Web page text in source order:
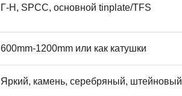
Г-Н, SPCC, основной tinplate/TFS
600mm-1200mm или как катушки
Яркий, камень, серебряный, штейновый